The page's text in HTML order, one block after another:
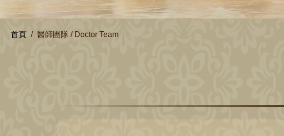
首頁 醫師團隊 / Doctor Team